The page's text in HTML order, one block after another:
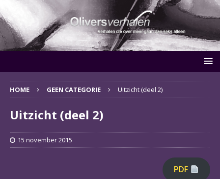
HOME GEEN CATEGORIE Uitzicht (deel 2)
Uitzicht (deel 2)
15 november 2015
PDF